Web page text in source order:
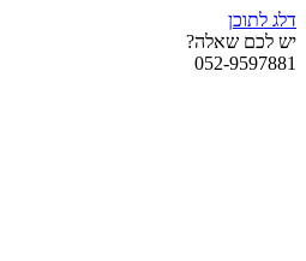
דלג לתוכן
יש לכם שאלה?
052-9597881